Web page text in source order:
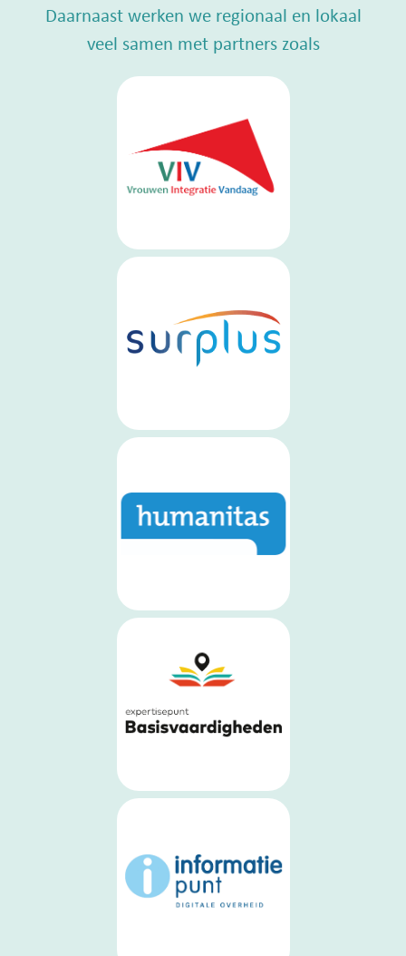
Daarnaast werken we regionaal en lokaal
veel samen met partners zoals